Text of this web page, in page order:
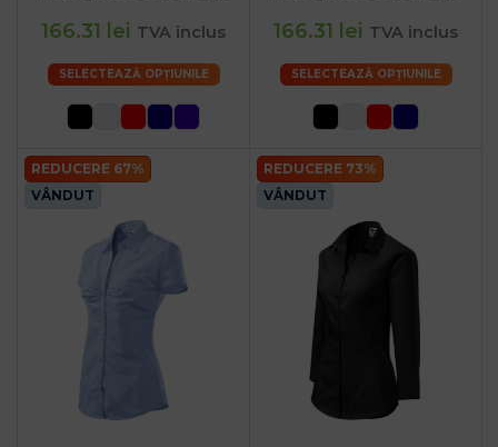
166.31 lei TVA inclus
SELECTEAZĂ OPȚIUNILE
166.31 lei TVA inclus
SELECTEAZĂ OPȚIUNILE
REDUCERE 67%
VÂNDUT
REDUCERE 73%
VÂNDUT